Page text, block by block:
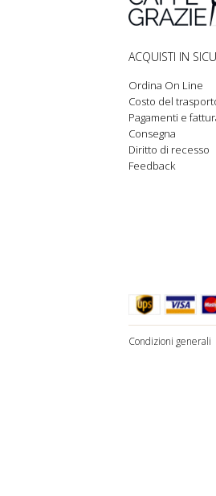
ACQUISTI IN
Ordina On Line
Costo del
Pagamenti e
Consegna
Diritto di recesso
Feedback
Condizioni generali